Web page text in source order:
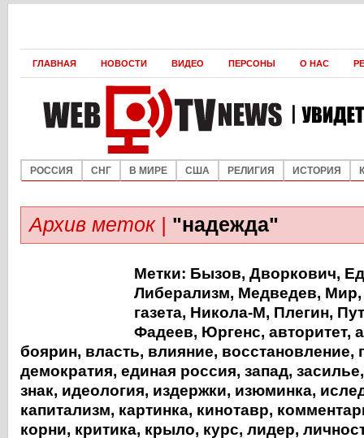
ГЛАВНАЯ НОВОСТИ ВИДЕО ПЕРСОНЫ О НАС
РОССИЯ СНГ В МИРЕ США РЕЛИГИЯ ИСТОРИЯ
Архив меток | "надежда"
Метки: Бызов, Дворкович,
Либерализм, Медведев, Мир
газета, Никола-М, Плегин,
Фадеев, Юргенс, авторитет,
боярин, власть, влияние, восстановление,
демократия, единая россия, запад, засилье
знак, идеология, издержки, изюминка,
капитализм, картинка, кинотавр,
корни, критика, крыло, курс, лидер,